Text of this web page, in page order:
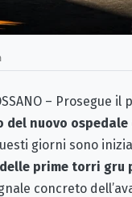
– Prosegue
del nuovo ospedale
giorni sono
prime torri gru
concreto